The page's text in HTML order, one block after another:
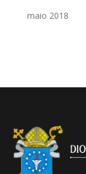
maio 2018